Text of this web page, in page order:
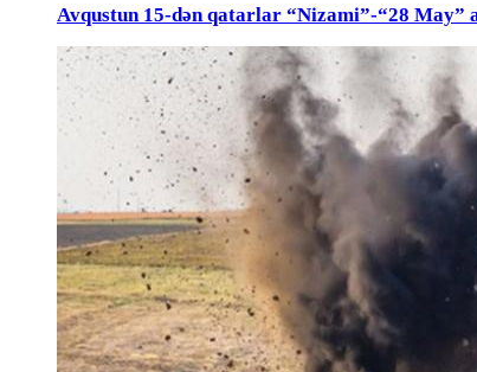
Avqustun 15-dən qatarlar “Nizami”-“28 May”